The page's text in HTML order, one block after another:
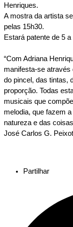
Henriques.
A mostra da artista
pelas 15h30.
Estará patente de 5
“Com Adriana
manifesta-se através
do pincel, das tintas,
proporção. Todas
musicais que
melodia, que fazem
natureza e das
José Carlos G.
Partilhar